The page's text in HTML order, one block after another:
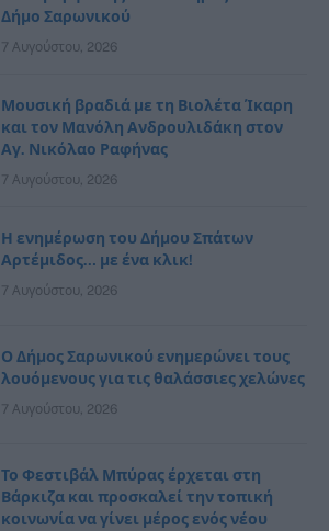
Δήμο Σαρωνικού
7 Αυγούστου, 2026
Μουσική βραδιά με τη Βιολέτα Ίκαρη
και τον Μανόλη Ανδρουλιδάκη στον
Αγ. Νικόλαο Ραφήνας
7 Αυγούστου, 2026
Η ενημέρωση του Δήμου Σπάτων
Αρτέμιδος… με ένα κλικ!
7 Αυγούστου, 2026
Ο Δήμος Σαρωνικού ενημερώνει τους
λουόμενους για τις θαλάσσιες χελώνες
7 Αυγούστου, 2026
Το Φεστιβάλ Μπύρας έρχεται στη
Βάρκιζα και προσκαλεί την τοπική
κοινωνία να γίνει μέρος ενός νέου